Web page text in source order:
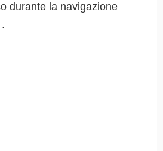
durante la navigazione